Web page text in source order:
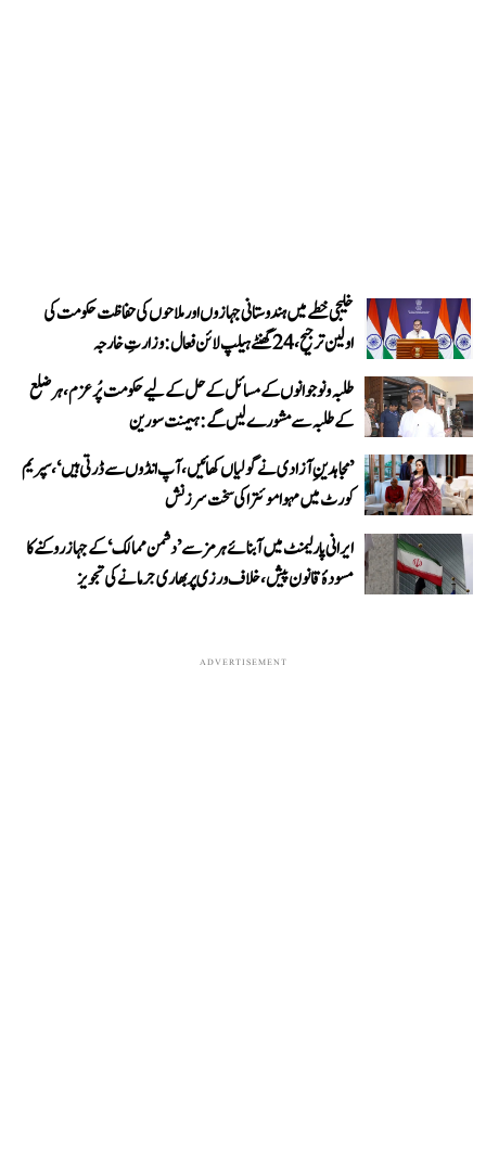
خلیجی خطے میں ہندوستانی جہازوں اور ملاحوں کی حفاظت حکومت کی
اولین ترجیح، 24 گھنٹے ہیلپ لائن فعال: وزارتِ خارجہ
طلبہ و نوجوانوں کے مسائل کے حل کے لیے حکومت پُرعزم، ہر ضلع
کے طلبہ سے مشورے لیں گے: ہیمنت سورین
’مجاہدینِ آزادی نے گولیاں کھائیں، آپ انڈوں سے ڈرتی ہیں‘، سپریم
کورٹ میں مہوا موئترا کی سخت سرزنش
ایرانی پارلیمنٹ میں آبنائے ہرمز سے ’دشمن ممالک‘ کے جہاز روکنے کا
مسودۂ قانون پیش، خلاف ورزی پر بھاری جرمانے کی تجویز
ADVERTISEMENT